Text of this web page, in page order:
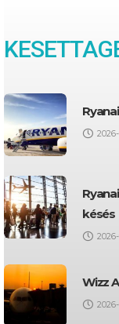
késés
Wizz